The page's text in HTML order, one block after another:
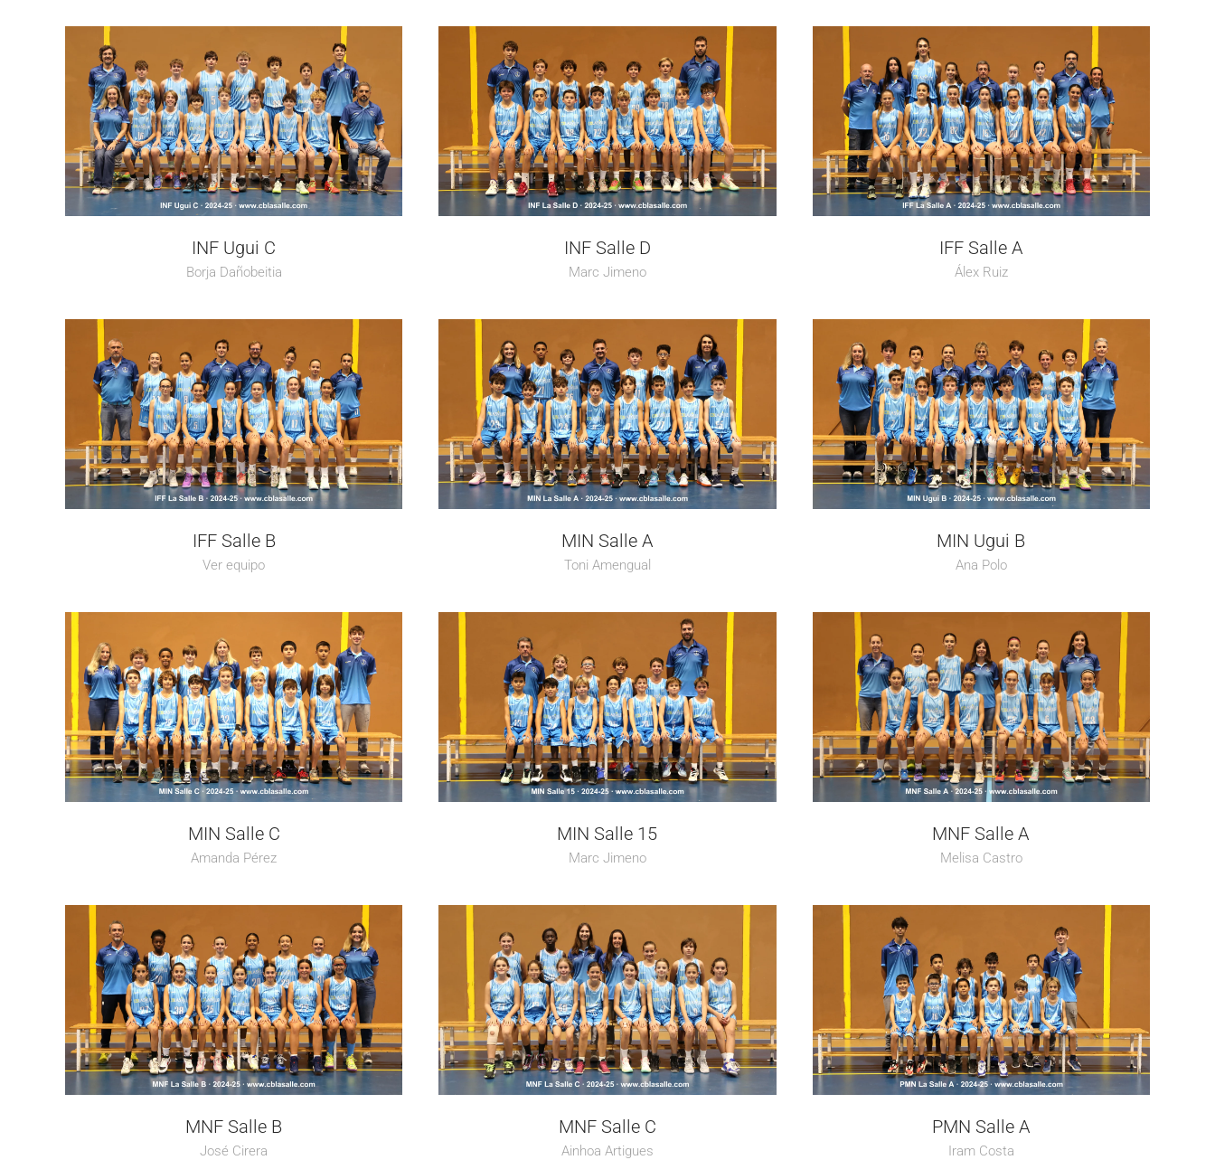
INF Ugui C
Borja Dañobeitia
INF Salle D
Marc Jimeno
IFF Salle A
Álex Ruiz
IFF Salle B
Ver equipo
MIN Salle A
Toni Amengual
MIN Ugui B
Ana Polo
MIN Salle C
Amanda Pérez
MIN Salle 15
Marc Jimeno
MNF Salle A
Melisa Castro
MNF Salle B
José Cirera
MNF Salle C
Ainhoa Artigues
PMN Salle A
Iram Costa